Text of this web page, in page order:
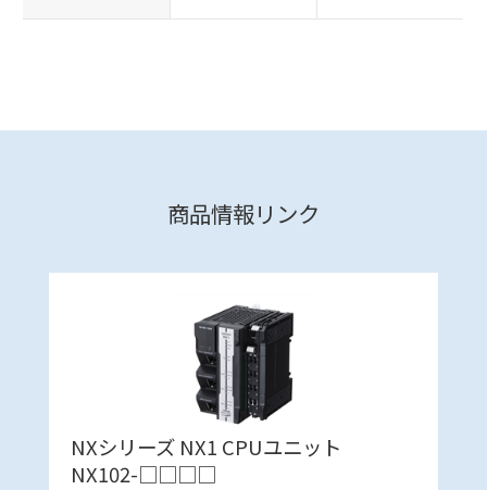
商品情報リンク
NXシリーズ NX1 CPUユニット
NX102-□□□□